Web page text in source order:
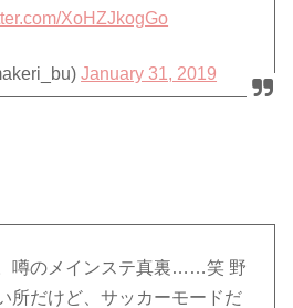
XoHZJkogGo
January 31, 2019
噂のメインステ真裏……笑 野
所だけど、サッカーモードだ